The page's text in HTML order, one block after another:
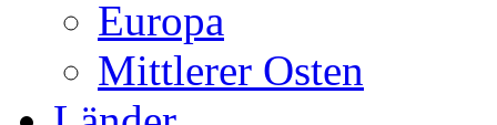
Europa
Mittlerer Osten